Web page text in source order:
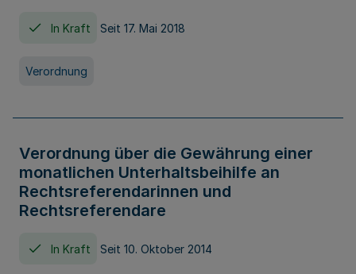
In Kraft Seit 17. Mai 2018
Verordnung
Verordnung über die Gewährung einer
monatlichen Unterhaltsbeihilfe an
Rechtsreferendarinnen und
Rechtsreferendare
In Kraft Seit 10. Oktober 2014